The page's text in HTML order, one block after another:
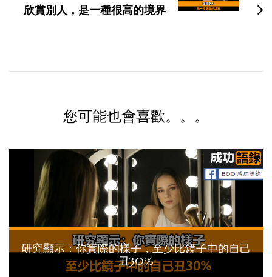
欣賞別人，是一種很高的境界
您可能也會喜歡。。。
研究顯示：你實際的樣子，至少比鏡子中的自己
丑30%